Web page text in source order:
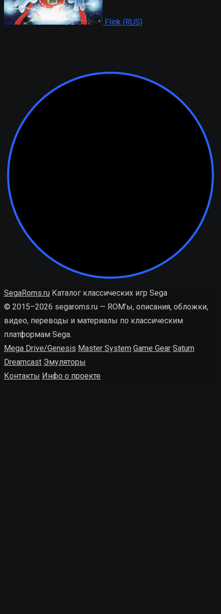
Flink (RUS)
SegaRoms.ru Каталог классических игр Sega
© 2015–2026 segaroms.ru — ROM’ы, описания, обложки,
видео, переводы и материалы по классическим
платформам Sega.
Mega Drive/Genesis Master System Game Gear Saturn
Dreamcast Эмуляторы
Контакты Инфо о проекте